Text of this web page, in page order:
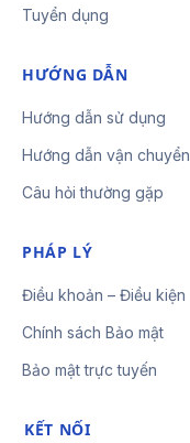
Tuyển dụng
HƯỚNG DẪN
Hướng dẫn sử dụng
Hướng dẫn vận chuyển
Câu hỏi thường gặp
PHÁP LÝ
Điều khoản – Điều kiện
Chính sách Bảo mật
Bảo mật trực tuyến
KẾT NỐI